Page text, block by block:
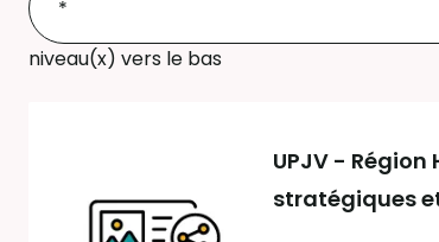
niveau(x) vers le bas
UPJV -
stratégiques